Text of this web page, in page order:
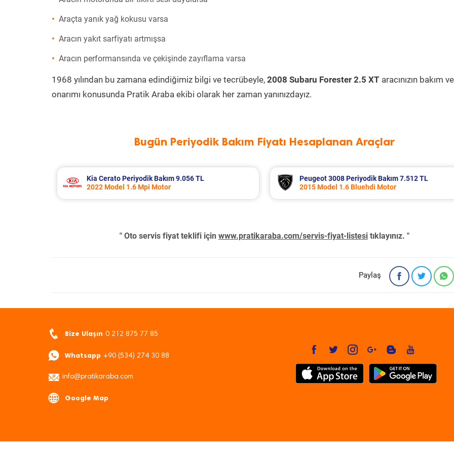
Araçta yanık yağ kokusu varsa
Aracın yakıt sarfiyatı artmışsa
Aracın performansında ve çekişinde zayıflama varsa
1968 yılından bu zamana edindiğimiz bilgi ve tecrübeyle, 2008 Subaru Forester 2.5 XT aracınızın bakım ve
onarımı konusunda Pratik Araba ekibi olarak her zaman yanınızdayız.
Bugün Periyodik Bakım Fiyatı Hesaplanan Araçlar
Kia Cerato Periyodik Bakım 9.056 TL
2022 Model 1.6 Mpi Motor
Peugeot 3008 Periyodik Bakım 7.512 TL
2015 Model 1.6 Bluehdi Motor
" Oto servis fiyat teklifi için www.pratikaraba.com/servis-fiyat-listesi tıklayınız. "
Paylaş
Bize Ulaşın 0 212 875 77 85
Whatsapp +90 (534) 274 30 88
info@pratikaraba.com
Google Map